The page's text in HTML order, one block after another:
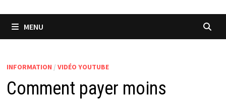
MENU
INFORMATION / VIDÉO YOUTUBE
Comment payer moins